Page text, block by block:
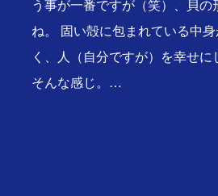
う事が一番ですが（笑）、貝
ね。 固い殻に包まれている中
く、人（自分ですが）を幸せに
そんな感じ。…